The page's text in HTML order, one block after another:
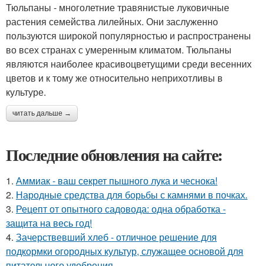
Тюльпаны - многолетние травянистые луковичные
растения семейства лилейных. Они заслуженно
пользуются широкой популярностью и распространены
во всех странах с умеренным климатом. Тюльпаны
являются наиболее красивоцветущими среди весенних
цветов и к тому же относительно неприхотливы в
культуре.
читать дальше →
Последние обновления на сайте:
1. Аммиак - ваш секрет пышного лука и чеснока!
2. Народные средства для борьбы с камнями в почках.
3. Рецепт от опытного садовода: одна обработка -
защита на весь год!
4. Зачерствевший хлеб - отличное решение для
подкормки огородных культур, служащее основой для